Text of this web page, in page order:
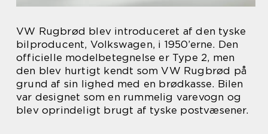
VW Rugbrød blev introduceret af den tyske
bilproducent, Volkswagen, i 1950’erne. Den
officielle modelbetegnelse er Type 2, men
den blev hurtigt kendt som VW Rugbrød på
grund af sin lighed med en brødkasse. Bilen
var designet som en rummelig varevogn og
blev oprindeligt brugt af tyske postvæsener.